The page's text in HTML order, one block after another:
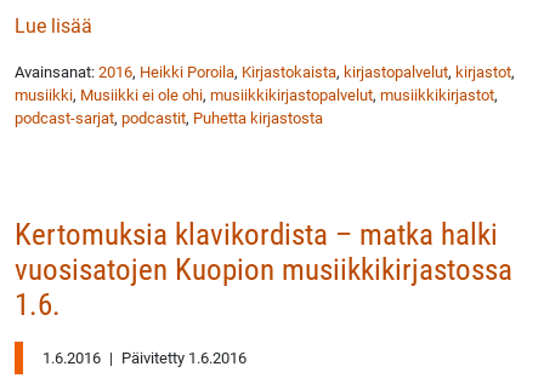
Lue lisää
Avainsanat: 2016, Heikki Poroila, Kirjastokaista, kirjastopalvelut, kirjastot,
musiikki, Musiikki ei ole ohi, musiikkikirjastopalvelut, musiikkikirjastot,
podcast-sarjat, podcastit, Puhetta kirjastosta
Kertomuksia klavikordista – matka halki
vuosisatojen Kuopion musiikkikirjastossa
1.6.
1.6.2016 | Päivitetty 1.6.2016